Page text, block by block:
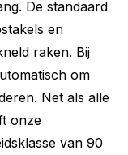
De standaard
en
raken. Bij
om
Net als alle
onze
van 90